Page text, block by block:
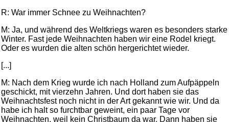
R: War immer Schnee zu Weihnachten?
M: Ja, und während des Weltkriegs waren es besonders starke
Winter. Fast jede Weihnachten haben wir eine Rodel kriegt.
Oder es wurden die alten schön hergerichtet wieder.
[...]
M: Nach dem Krieg wurde ich nach Holland zum Aufpäppeln
geschickt, mit vierzehn Jahren. Und dort haben sie das
Weihnachtsfest noch nicht in der Art gekannt wie wir. Und da
habe ich halt so furchtbar geweint, ein paar Tage vor
Weihnachten, weil kein Christbaum da war. Dann haben sie